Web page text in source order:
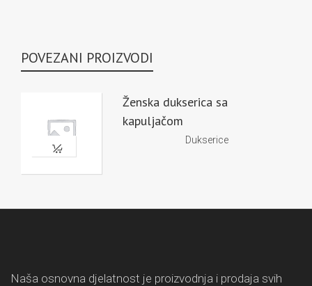
POVEZANI PROIZVODI
Ženska dukserica sa
kapuljačom
Dukserice
Naša osnovna djelatnost je proizvodnja i prodaja svih